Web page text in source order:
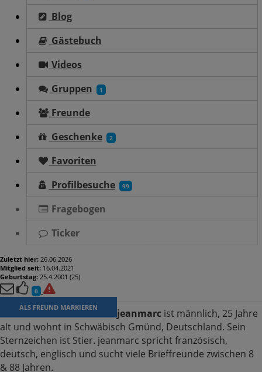
Blog
Gästebuch
Videos
Gruppen
1
Freunde
Geschenke
2
Favoriten
Profilbesuche
99
Fragebogen
Ticker
Zuletzt hier: 26.06.2026
Mitglied seit: 16.04.2021
Geburtstag: 25.4.2001 (25)
0
ALS FREUND MARKIEREN jeanmarc ist männlich, 25 Jahre
alt und wohnt in Schwäbisch Gmünd, Deutschland. Sein
Sternzeichen ist Stier. jeanmarc spricht französisch,
deutsch, englisch und sucht viele Brieffreunde zwischen 8
& 88 Jahren.